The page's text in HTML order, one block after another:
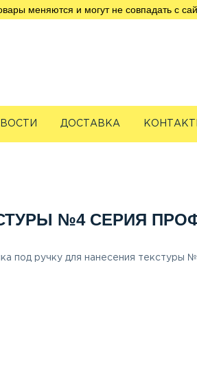
меняются и могут не совпадать с
ДОСТАВКА
№4 СЕРИЯ
под ручку для нанесения текстуры